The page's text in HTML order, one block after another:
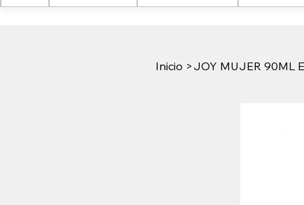
Inicio > JOY MUJER 90ML